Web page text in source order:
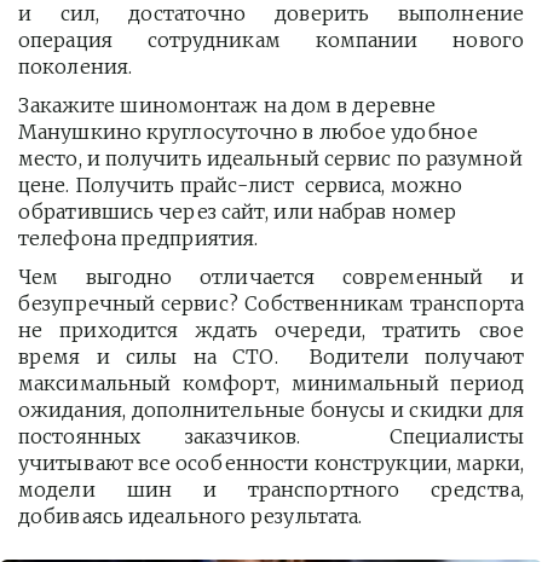
и сил, достаточно доверить выполнение
операция сотрудникам компании нового
поколения.
Закажите шиномонтаж на дом в деревне
Манушкино круглосуточно в любое удобное
место, и получить идеальный сервис по разумной
цене. Получить прайс-лист  сервиса, можно
обратившись через сайт, или набрав номер
телефона предприятия.
Чем выгодно отличается современный и
безупречный сервис? Собственникам транспорта
не приходится ждать очереди, тратить свое
время и силы на СТО. Водители получают
максимальный комфорт, минимальный период
ожидания, дополнительные бонусы и скидки для
постоянных заказчиков. Специалисты
учитывают все особенности конструкции, марки,
модели шин и транспортного средства,
добиваясь идеального результата.